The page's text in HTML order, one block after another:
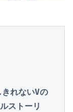
れないVの
ストーリ